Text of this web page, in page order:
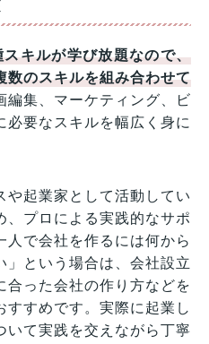
キルが学び放題なので、
数のスキルを組み合わせて
編集、マーケティング、ビ
必要なスキルを幅広く身に
や起業家として活動してい
、プロによる実践的なサポ
人で会社を作るには何から
」という場合は、会社設立
合った会社の作り方などを
すすめです。実際に起業し
いて実践を交えながら丁寧